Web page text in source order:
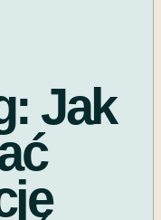
Jak